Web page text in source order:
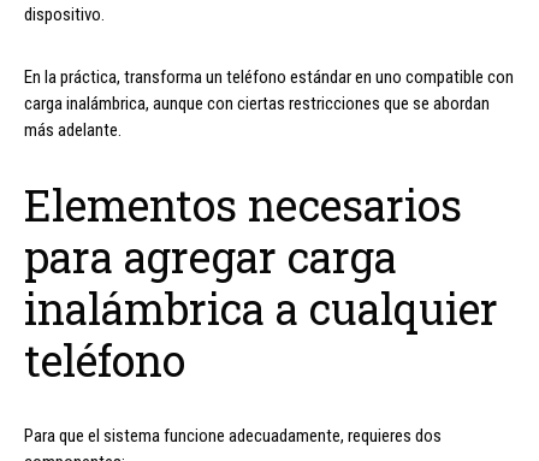
dispositivo.
En la práctica, transforma un teléfono estándar en uno compatible con
carga inalámbrica, aunque con ciertas restricciones que se abordan
más adelante.
Elementos necesarios
para agregar carga
inalámbrica a cualquier
teléfono
Para que el sistema funcione adecuadamente, requieres dos